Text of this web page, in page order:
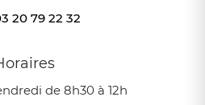
20 79 22 32
de 8h30 à 12h